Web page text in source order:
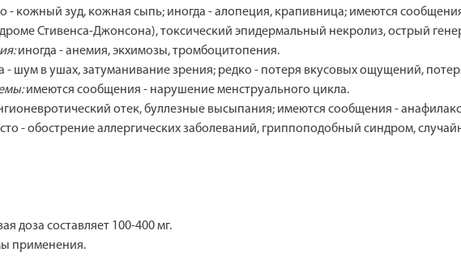
- кожный зуд, кожная сыпь; иногда - алопеция, крапивница; имеются
Стивенса-Джонсона), токсический эпидермальный некролиз, острый
иногда - анемия, экхимозы, тромбоцитопения.
- шум в ушах, затуманивание зрения; редко - потеря вкусовых ощущений,
имеются сообщения - нарушение менструального цикла.
отек, буллезные высыпания; имеются сообщения -
- обострение аллергических заболеваний, гриппоподобный синдром,
доза составляет 100-400 мг.
применения.